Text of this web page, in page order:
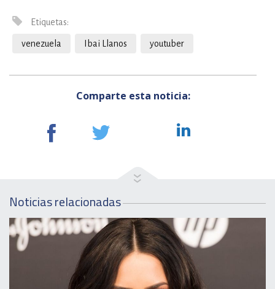
Etiquetas:
venezuela Ibai Llanos youtuber
Comparte esta noticia:
Noticias relacionadas